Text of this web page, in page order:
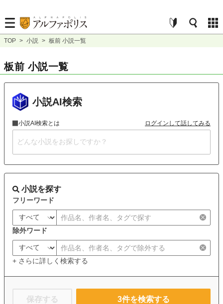
TOP > 小説 > 板前 小説一覧
板前 小説一覧
小説AI検索
小説AI検索とは ログインして話してみる
小説を探す
フリーワード
除外ワード
+ さらに詳しく検索する
保存する 3件を検索する